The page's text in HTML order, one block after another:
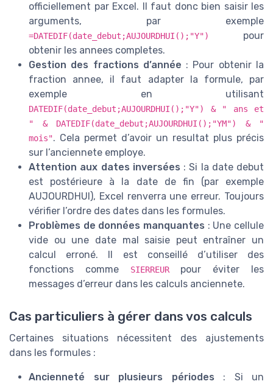
officiellement par Excel. Il faut donc bien saisir les
arguments, par exemple
=DATEDIF(date_debut;AUJOURDHUI();"Y")
pour
obtenir les annees completes.
Gestion des fractions d’année : Pour obtenir la
fraction annee, il faut adapter la formule, par
exemple en utilisant
DATEDIF(date_debut;AUJOURDHUI();"Y") & " ans et
" & DATEDIF(date_debut;AUJOURDHUI();"YM") & "
mois". Cela permet d’avoir un resultat plus précis
sur l’anciennete employe.
Attention aux dates inversées : Si la date debut
est postérieure à la date de fin (par exemple
AUJOURDHUI), Excel renverra une erreur. Toujours
vérifier l’ordre des dates dans les formules.
Problèmes de données manquantes : Une cellule
vide ou une date mal saisie peut entraîner un
calcul erroné. Il est conseillé d’utiliser des
fonctions comme
SIERREURpour éviter les
messages d’erreur dans les calculs anciennete.
Cas particuliers à gérer dans vos calculs
Certaines situations nécessitent des ajustements
dans les formules :
Ancienneté sur plusieurs périodes : Si un